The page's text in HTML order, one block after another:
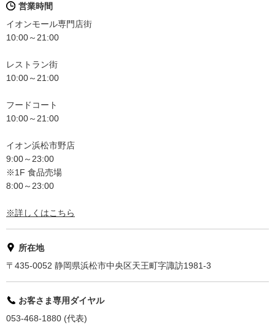
営業時間
イオンモール専門店街
10:00～21:00
レストラン街
10:00～21:00
フードコート
10:00～21:00
イオン浜松市野店
9:00～23:00
※1F 食品売場
8:00～23:00
※詳しくはこちら
所在地
〒435-0052 静岡県浜松市中央区天王町字諏訪1981-3
お客さま専用ダイヤル
053-468-1880 (代表)